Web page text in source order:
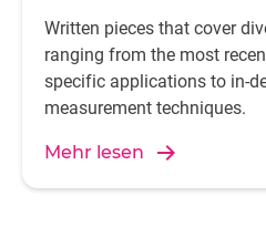
Written pieces that cover
ranging from the most
specific applications to in-
measurement techniques.
Mehr lesen